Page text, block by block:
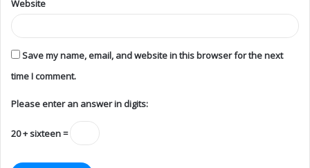
Website
Save my name, email, and website in this browser for the next
time I comment.
Please enter an answer in digits:
20 + sixteen =